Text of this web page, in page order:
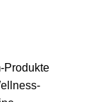
Produkte